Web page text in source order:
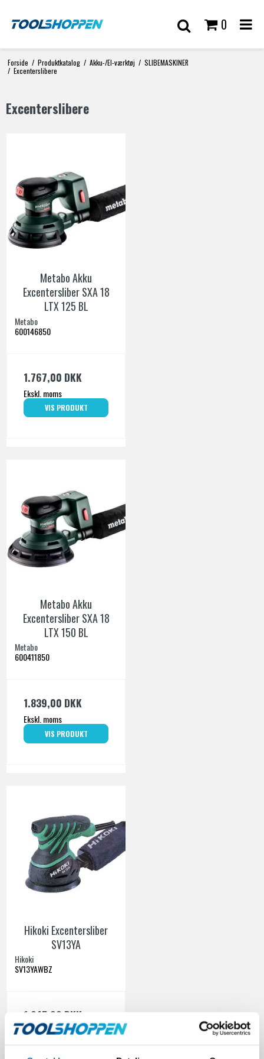
0
Forside / Produktkatalog / Akku-/El-værktøj / SLIBEMASKINER
/ Excenterslibere
Excenterslibere
Metabo Akku
Excentersliber SXA 18
LTX 125 BL
Metabo
600146850
1.767,00 DKK
Ekskl. moms
VIS PRODUKT
Metabo Akku
Excentersliber SXA 18
LTX 150 BL
Metabo
600411850
1.839,00 DKK
Ekskl. moms
VIS PRODUKT
Hikoki Excentersliber
SV13YA
Hikoki
SV13YAWBZ
1.245,00 DKK
Ekskl. moms
VIS PRODUKT